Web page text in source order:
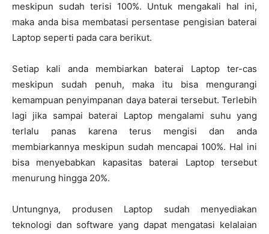
meskipun sudah terisi 100%. Untuk mengakali hal ini,
maka anda bisa membatasi persentase pengisian baterai
Laptop seperti pada cara berikut.
Setiap kali anda membiarkan baterai Laptop ter-cas
meskipun sudah penuh, maka itu bisa mengurangi
kemampuan penyimpanan daya baterai tersebut. Terlebih
lagi jika sampai baterai Laptop mengalami suhu yang
terlalu panas karena terus mengisi dan anda
membiarkannya meskipun sudah mencapai 100%. Hal ini
bisa menyebabkan kapasitas baterai Laptop tersebut
menurung hingga 20%.
Untungnya, produsen Laptop sudah menyediakan
teknologi dan software yang dapat mengatasi kelalaian